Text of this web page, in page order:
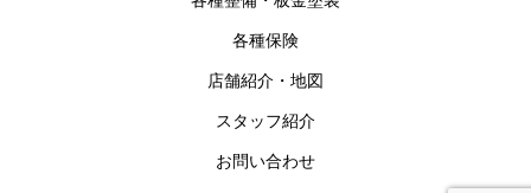
各種保険
店舗紹介・地図
スタッフ紹介
お問い合わせ